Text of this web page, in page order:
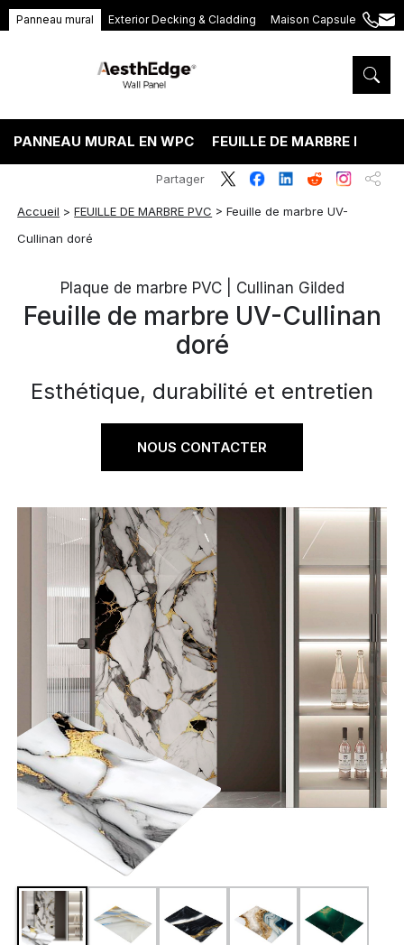
Panneau mural Exterior Decking & Cladding Maison Capsule
+86
5575
PANNEAU MURAL EN WPC FEUILLE DE MARBRE PVC
Accueil >FEUILLE DE MARBRE PVC >Feuille de marbre UV-
Cullinan doré
Partager
Plaque de marbre PVC | Cullinan Gilded
Feuille de marbre UV-Cullinan
doré
Esthétique, durabilité et entretien
NOUS CONTACTER